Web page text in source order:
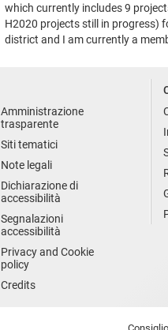
which currently includes 9
H2020 projects still in progress)
district and I am currently a
Amministrazione
trasparente
Siti tematici
Note legali
Dichiarazione di
accessibilità
Segnalazioni
accessibilità
Privacy and Cookie
policy
Credits